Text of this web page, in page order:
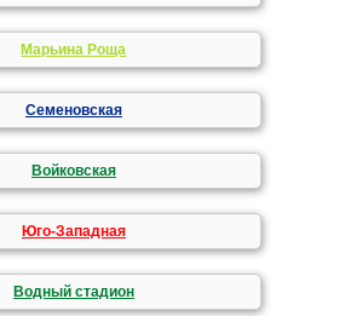
Марьина Роща
Семеновская
Войковская
Юго-Западная
Водный стадион